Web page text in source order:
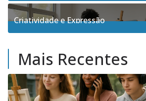
5Posts
Criatividade e Expressão
Mais Recentes